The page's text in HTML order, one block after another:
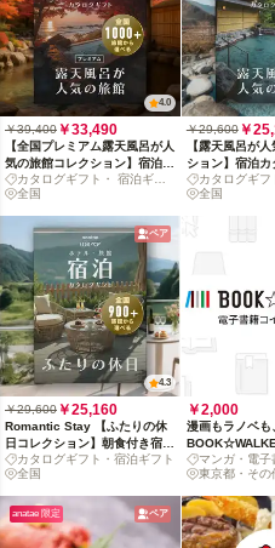
4.0
￥39,400 ￥33,490
【全国プレミアム露天風呂が人
気の旅館コレクション】宿泊カ
タログギフト: 掲載数1,000+施
設〜
カタログギフト・ 宿泊ギフ
ト
全国
￥29,600￥
【露天風呂が
ション】宿泊カ
掲載数1,000+
カタログギフ
全国
ペア
4.3
￥29,600 ￥25,160
Romantic Stay 【ふたりの休
日コレクション】朝食付き宿泊
カタログギフト: 掲載数900+施
設〜
カタログギフト・宿泊ギフト
全国
￥2,000
漫画もラノベも
インを贈ろう
マンガ・電子
東京都・その
anatae 限定 ペア